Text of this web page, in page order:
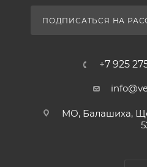
ПОДПИСАТЬСЯ НА
+7 925
МО, Балашиха,